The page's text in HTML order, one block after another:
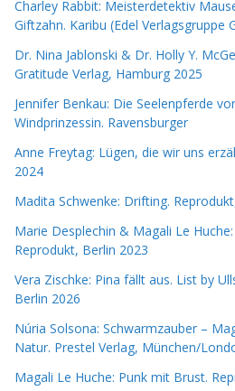
Charley Rabbit: Meisterdetektiv
Giftzahn. Karibu (Edel Verlagsgruppe
Dr. Nina Jablonski & Dr. Holly Y.
Gratitude Verlag, Hamburg 2025
Jennifer Benkau: Die Seelenpferde
Windprinzessin. Ravensburger
Anne Freytag: Lügen, die wir uns
2024
Madita Schwenke: Drifting.
Marie Desplechin & Magali Le
Reprodukt, Berlin 2023
Vera Zischke: Pina fällt aus. List by
Berlin 2026
Núria Solsona: Schwarmzauber –
Natur. Prestel Verlag, München/
Magali Le Huche: Punk mit Brust.